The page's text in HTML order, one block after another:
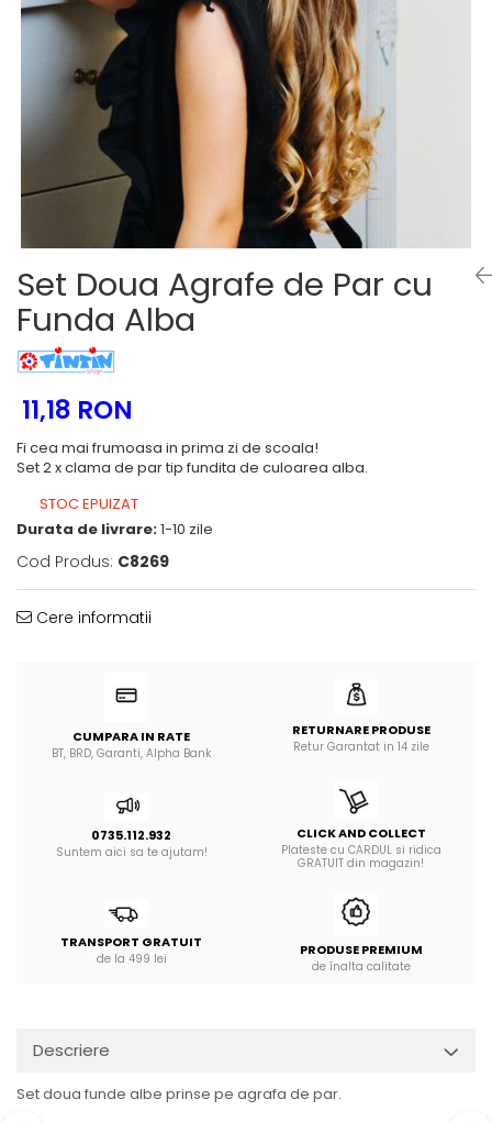
Tenisi
Set Doua Agrafe de Par cu
Funda Alba
11,18 RON
Fi cea mai frumoasa in prima zi de scoala!
Set 2 x clama de par tip fundita de culoarea alba.
STOC EPUIZAT
Durata de livrare:1-10 zile
Cod Produs: C8269
Cere informatii
CUMPARA IN RATE
BT, BRD, Garanti, Alpha Bank
RETURNARE PRODUSE
Retur Garantat in 14 zile
0735.112.932
Suntem aici sa te ajutam!
CLICK AND COLLECT
Plateste cu CARDUL si ridica
GRATUIT din magazin!
TRANSPORT GRATUIT
de la 499 lei
PRODUSE PREMIUM
de înalta calitate
Descriere
Set doua funde albe prinse pe agrafa de par.